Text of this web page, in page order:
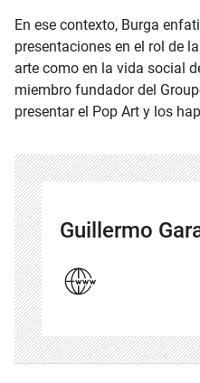
En ese contexto, Burga
presentaciones en el rol de
arte como en la vida social
miembro fundador del
presentar el Pop Art y los
Guillermo